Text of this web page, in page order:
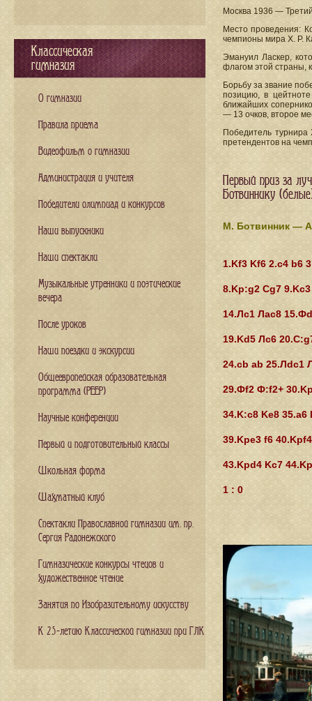
Москва 1936 —
Место проведения:
чемпионы мира X. Р.
Эмануил Ласкер,
флагом этой страны,
Борьбу за звание
позицию, в
ближайших
— 13 очков, второе
Победитель турнира
претендентов на
Первый приз за
Ботвиннику
М. Ботвинник —
1.Kf3 Kf6 2.c4 b6
8.Kp:g2 Cg7
14.Лс1 Лас8
19.Kd5 Лс6
24.cb ab 25.Лdc1
29.Фf2 Ф:f2+
34.K:c8 Ke8 35.a6
39.Kpe3 f6
43.Kpd4 Kc7
1 : 0
Классическая
гимназия
О гимназии
Правила приема
Видеофильм о гимназии
Администрация и учителя
Победители олимпиад и конкурсов
Наши выпускники
Наши спектакли
Музыкальные утренники и поэтические
вечера
После уроков
Наши поездки и экскурсии
Общеевропейская образовательная
программа (PEEP)
Научные конференции
Первый и подготовительный классы
Школьная форма
Шахматный клуб
Спектакли Православной гимназии им. пр.
Сергия Радонежского
Гимназические конкурсы чтецов и
художественное чтение
Занятия по Изобразительному искусству
К 25-летию Классической гимназии при ГЛК